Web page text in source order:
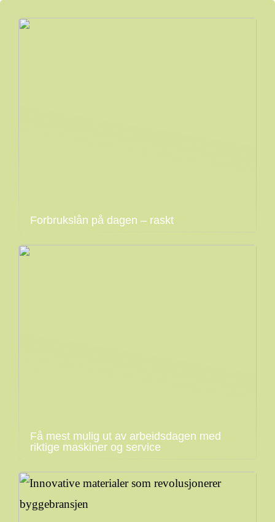
Forbrukslån på dagen – raskt
Få mest mulig ut av arbeidsdagen med
riktige maskiner og service